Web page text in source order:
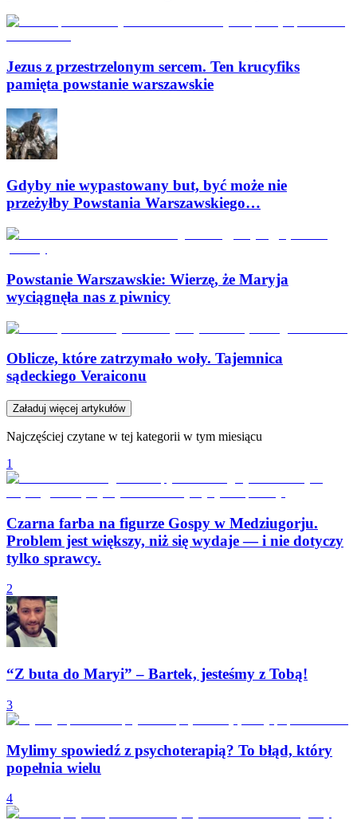
Jezus z przestrzelonym sercem. Ten krucyfiks
pamięta powstanie warszawskie
Gdyby nie wypastowany but, być może nie
przeżyłby Powstania Warszawskiego…
Powstanie Warszawskie: Wierzę, że Maryja
wyciągnęła nas z piwnicy
Oblicze, które zatrzymało woły. Tajemnica
sądeckiego Veraiconu
Załaduj więcej artykułów
Najczęściej czytane w tej kategorii w tym miesiącu
1
Czarna farba na figurze Gospy w Medziugorju.
Problem jest większy, niż się wydaje — i nie dotyczy
tylko sprawcy.
2
“Z buta do Maryi” – Bartek, jesteśmy z Tobą!
3
Mylimy spowiedź z psychoterapią? To błąd, który
popełnia wielu
4